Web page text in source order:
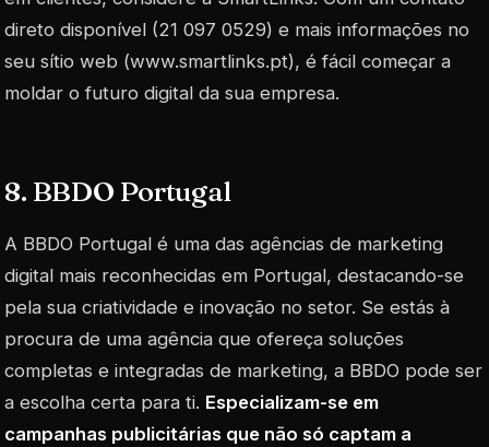
direto disponível (21 097 0529) e mais informações no
seu sítio web (www.smartlinks.pt), é fácil começar a
moldar o futuro digital da sua empresa.
8. BBDO Portugal
A BBDO Portugal é uma das agências de marketing
digital mais reconhecidas em Portugal, destacando-se
pela sua criatividade e inovação no setor. Se estás à
procura de uma agência que ofereça soluções
completas e integradas de marketing, a BBDO pode ser
a escolha certa para ti. Especializam-se em
campanhas publicitárias que não só captam a